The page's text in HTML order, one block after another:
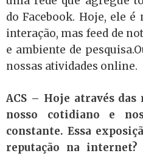
do Facebook. Hoje, ele
interação, mas feed de
e ambiente de
nossas atividades online.
ACS – Hoje através das
nosso cotidiano e
constante. Essa
reputação na